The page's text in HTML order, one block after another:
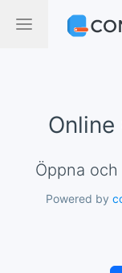
Öppna
Powered by